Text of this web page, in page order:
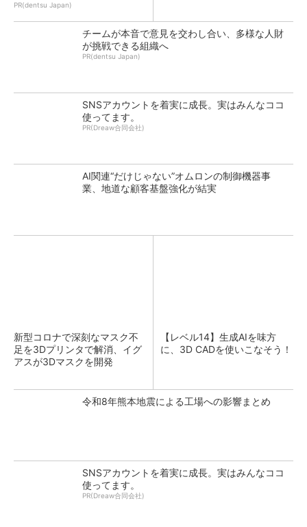
PR(dentsu Japan)
チームが本音で意見を交わし合い、多様な人財
が挑戦できる組織へ
PR(dentsu Japan)
SNSアカウントを着実に成長。実はみんなココ
使ってます。
PR(Dreaw合同会社)
AI関連“だけじゃない”オムロンの制御機器事
業、地道な顧客基盤強化が結実
新型コロナで深刻なマスク不
足を3Dプリンタで解消、イグ
アスが3Dマスクを開発
【レベル14】生成AIを味方
に、3D CADを使いこなそう！
令和8年熊本地震による工場への影響まとめ
SNSアカウントを着実に成長。実はみんなココ
使ってます。
PR(Dreaw合同会社)